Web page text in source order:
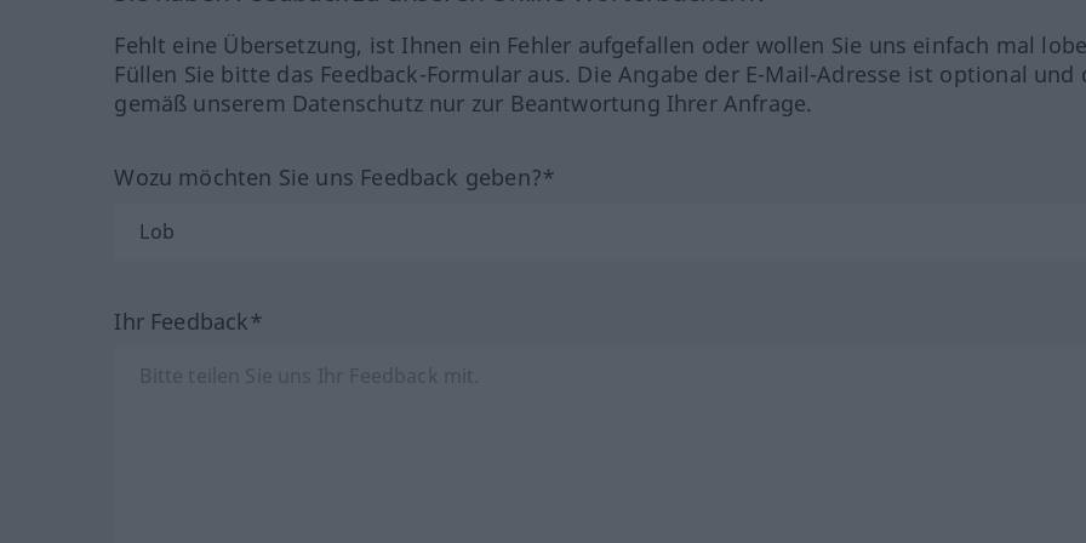
Fehlt eine Übersetzung, ist Ihnen ein Fehler aufgefallen oder wollen Sie uns einfach mal
Füllen Sie bitte das Feedback-Formular aus. Die Angabe der E-Mail-Adresse ist optional und
gemäß unserem Datenschutz nur zur Beantwortung Ihrer Anfrage.
Wozu möchten Sie uns Feedback geben?*
Ihr Feedback*